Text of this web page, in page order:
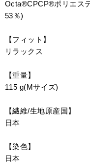
Octa®CPCP®ポリエス
53％)
【フィット】
リラックス
【重量】
115 g(Mサイズ)
【繊維/生地原産国】
日本
【染色】
日本